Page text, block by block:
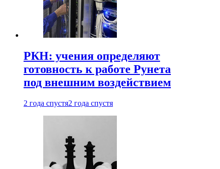
РКН: учения определяют
готовность к работе Рунета
под внешним воздействием
2 года спустя2 года спустя